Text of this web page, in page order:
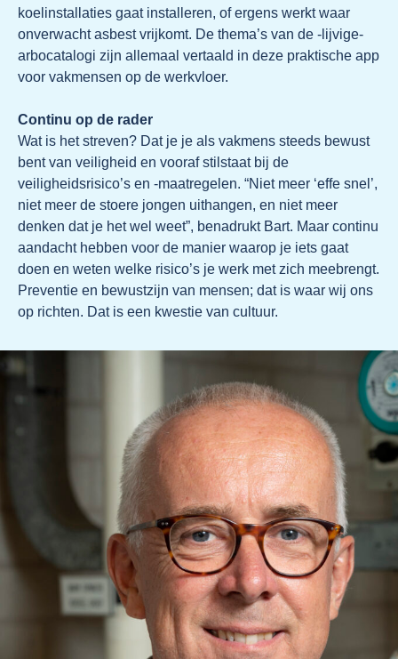
koelinstallaties gaat installeren, of ergens werkt waar
onverwacht asbest vrijkomt. De thema’s van de -lijvige-
arbocatalogi zijn allemaal vertaald in deze praktische app
voor vakmensen op de werkvloer.
Continu op de rader
Wat is het streven? Dat je je als vakmens steeds bewust
bent van veiligheid en vooraf stilstaat bij de
veiligheidsrisico’s en -maatregelen. “Niet meer ‘effe snel’,
niet meer de stoere jongen uithangen, en niet meer
denken dat je het wel weet”, benadrukt Bart. Maar continu
aandacht hebben voor de manier waarop je iets gaat
doen en weten welke risico’s je werk met zich meebrengt.
Preventie en bewustzijn van mensen; dat is waar wij ons
op richten. Dat is een kwestie van cultuur.